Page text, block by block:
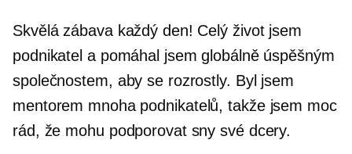
Skvělá zábava každý den! Celý život jsem
podnikatel a pomáhal jsem globálně úspěšným
společnostem, aby se rozrostly. Byl jsem
mentorem mnoha podnikatelů, takže jsem moc
rád, že mohu podporovat sny své dcery.